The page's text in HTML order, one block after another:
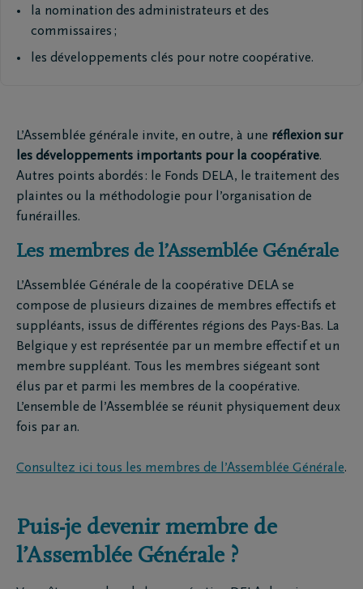
la nomination des administrateurs et des
commissaires ;
les développements clés pour notre coopérative.
L’Assemblée générale invite, en outre, à une réflexion sur
les développements importants pour la coopérative.
Autres points abordés : le Fonds DELA, le traitement des
plaintes ou la méthodologie pour l’organisation de
funérailles.
Les membres de l’Assemblée Générale
L’Assemblée Générale de la coopérative DELA se
compose de plusieurs dizaines de membres effectifs et
suppléants, issus de différentes régions des Pays-Bas. La
Belgique y est représentée par un membre effectif et un
membre suppléant. Tous les membres siégeant sont
élus par et parmi les membres de la coopérative.
L’ensemble de l’Assemblée se réunit physiquement deux
fois par an.
Consultez ici tous les membres de l’Assemblée Générale.
Puis-je devenir membre de
l’Assemblée Générale ?